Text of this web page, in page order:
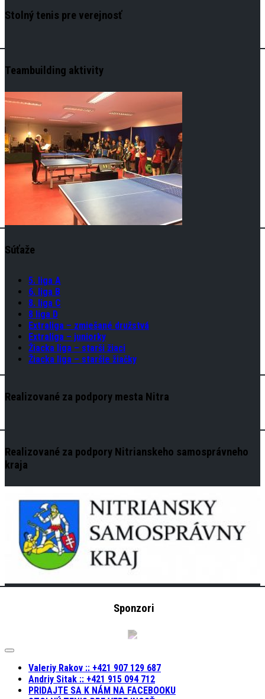
Stolný tenis pre verejnosť
Teambuilding aktivity
Súťaže
5. liga A
6. liga B
8. liga C
8 liga D
Extraliga – zmiešané družstvá
Extraliga – juniorky
Žiacka liga – starši žiaci
Žiacka liga – staršie žiačky
Realizované za podpory mesta Nitra
Realizované za podpory Nitrianskeho samosprávneho
kraja
Sponzori
Expand
Valeriy Rakov :: +421 907 129 687
Andriy Sitak :: +421 915 094 712
PRIDAJTE SA K NÁM NA FACEBOOKU